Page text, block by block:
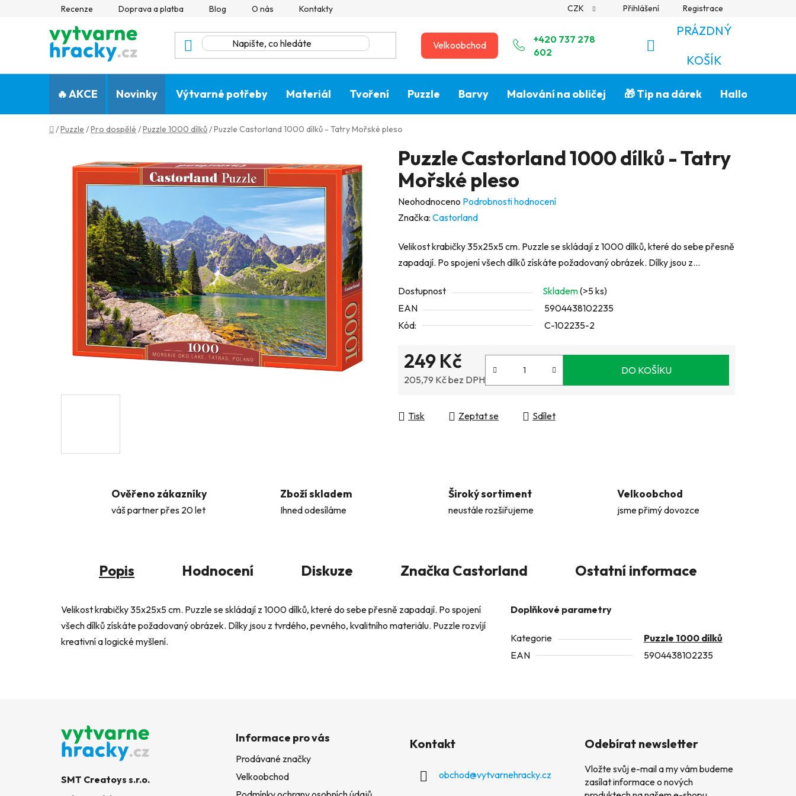
Recenze Doprava a platba Blog O nás Kontakty CZK Přihlášení Registrace
Velkoobchod
+420 737 278
602
NÁKUPNÍ
KOŠÍK
PRÁZDNÝ
KOŠÍK
🔥 AKCE Novinky Výtvarné potřeby Materiál Tvoření Puzzle Barvy Malování na obličej 🎁 Tip na dárek Halloween🎃
Domů
/Puzzle /Pro dospělé /Puzzle 1000 dílků/Puzzle Castorland 1000 dílků - Tatry Mořské pleso
Puzzle Castorland 1000 dílků - Tatry
Mořské pleso
Průměrné
hodnocení
je
0,0
5
hvězdiček.
Neohodnoceno Podrobnosti hodnocení
Značka: Castorland
Velikost krabičky 35x25x5 cm. Puzzle se skládají z 1000 dílků, které do sebe přesně
zapadají. Po spojení všech dílků získáte požadovaný obrázek. Dílky jsou z...
Dostupnost Skladem(>5 ks)
EAN
5904438102235
Kód:
C-102235-2
249 Kč
205,79 Kč bez DPH
DO KOŠÍKU
Tisk Zeptat se Sdílet
Ověřeno zákazníky
váš partner přes 20 let
Zboží skladem
Ihned odesíláme
Široký sortiment
neustále rozšiřujeme
Velkoobchod
jsme přimý dovozce
Popis Hodnocení Diskuze Značka Castorland Ostatní informace
Velikost krabičky 35x25x5 cm. Puzzle se skládají z 1000 dílků, které do sebe přesně zapadají. Po spojení
všech dílků získáte požadovaný obrázek. Dílky jsou z tvrdého, pevného, kvalitního materiálu. Puzzle rozvíjí
kreativní a logické myšlení.
Doplňkové parametry
Kategorie
Puzzle 1000 dílků
EAN
5904438102235
SMT Creatoys s.r.o.
Informace pro vás
Prodávané značky
Velkoobchod
Kontakt
obchod@vytvarnehracky.cz
Odebírat newsletter
Vložte svůj e-mail a my vám budeme
zasílat informace o nových